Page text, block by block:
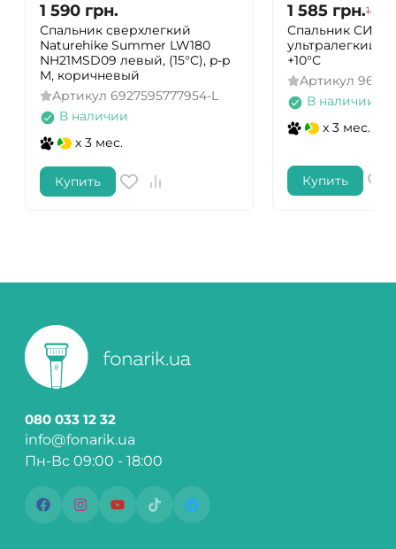
1 590 грн.
Спальник сверхлегкий
Naturehike Summer LW180
NH21MSD09 левый, (15°C), p-p
M, коричневый
Артикул 6927595777954-L
В наличии
x 3 мес.
Купить
1 585 грн.1 668
Спальник СИЛА
ультралегкий
+10°С
Артикул
В наличии
x 3 мес.
Купить
080 033 12 32
info@fonarik.ua
Пн-Вс 09:00 - 18:00